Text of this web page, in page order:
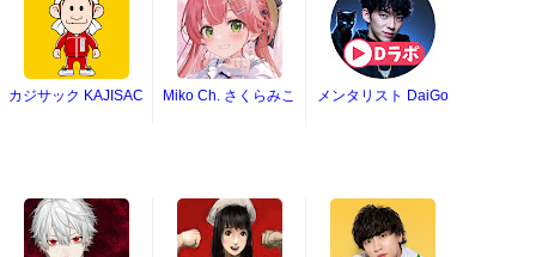
カジサック KAJISAC Miko Ch. さくらみこ メンタリスト DaiGo